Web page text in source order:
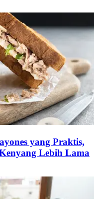
yang Praktis,
Lebih Lama